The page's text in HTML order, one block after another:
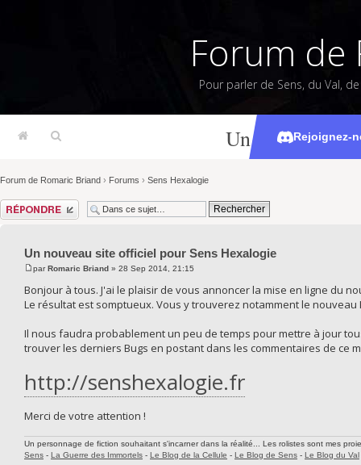
Forum de
Pour parler de Sens, du Val,
Rejoignez-
Un nouveau
Forum de Romaric Briand › Forums › Sens Hexalogie
Répondre
Un nouveau site officiel pour Sens Hexalogie
parRomaric Briand » 28 Sep 2014, 21:15
Bonjour à tous. J'ai le plaisir de vous annoncer la mise en ligne du
Le résultat est somptueux. Vous y trouverez notamment le nouveau
Il nous faudra probablement un peu de temps pour mettre à jour
trouver les derniers Bugs en postant dans les commentaires de ce
http://senshexalogie.fr
Merci de votre attention !
Un personnage de fiction souhaitant s'incarner dans la réalité... Les rolistes sont mes
Sens - La Guerre des Immortels - Le Blog de la Cellule - Le Blog de Sens - Le Blog du Val